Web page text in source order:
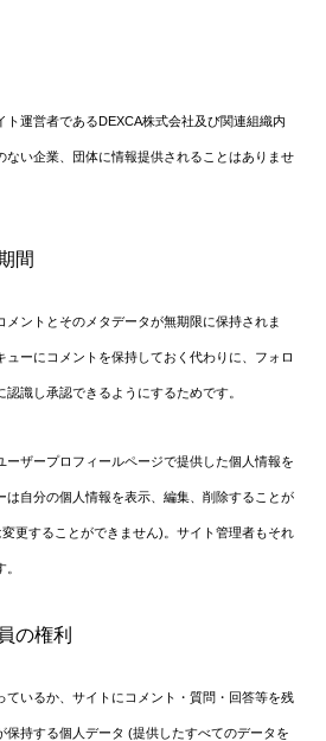
ト運営者であるDEXCA株式会社及び関連組織内
ない企業、団体に情報提供されることはありませ
間
メントとそのメタデータが無期限に保持されま
ーにコメントを保持しておく代わりに、フォロ
識し承認できるようにするためです。
ーザープロフィールページで提供した個人情報を
は自分の個人情報を表示、編集、削除することが
更することができません)。サイト管理者もそれ
の権利
ているか、サイトにコメント・質問・回答等を残
保持する個人データ (提供したすべてのデータを